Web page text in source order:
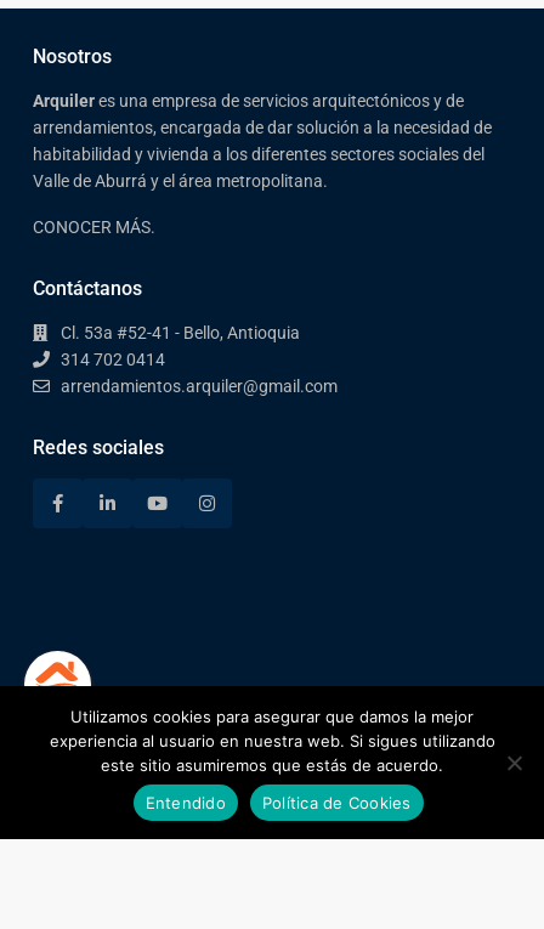
Nosotros
Arqui leres una empresa de servicios arquitectónicos y de
arrendamientos, encargada de dar solución a la necesidad de
habitabilidad y vivienda a los diferentes sectores sociales del
Valle de Aburrá y el área metropolitana.
CONOCER MÁS.
Contáctanos
Cl. 53a #52-41 - Bello, Antioquia
314 702 0414
arrendamientos.arquiler@gmail.com
Redes sociales
Johanna
1
Utilizamos cookies para asegurar que damos la mejor
experiencia al usuario en nuestra web. Si sigues utilizando
este sitio asumiremos que estás de acuerdo.
Entendido
Política de Cookies